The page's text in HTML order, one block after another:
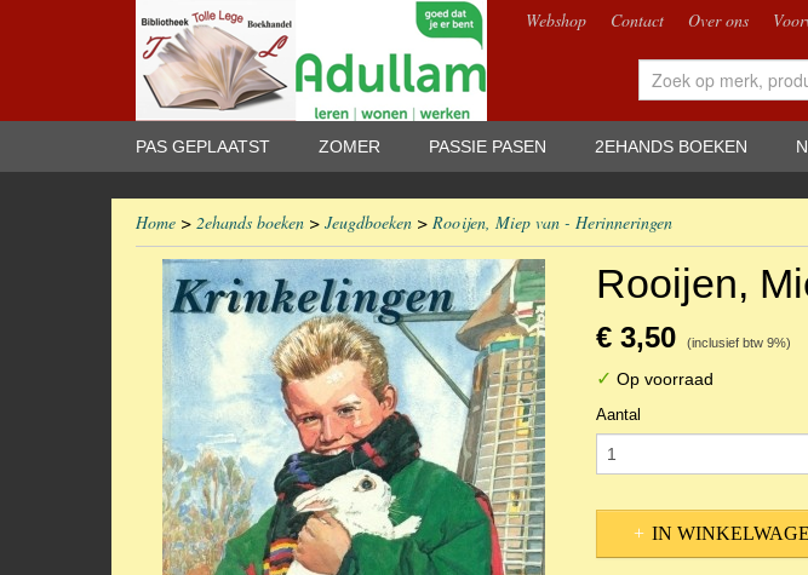
Webshop Contact Over ons
PAS GEPLAATST ZOMER PASSIE PASEN 2EHANDS BOEKEN
Home > 2ehands boeken > Jeugdboeken > Rooijen, Miep van - Herinneringen
Rooijen,
€ 3,50 (inclusief btw 9%)
✓ Op voorraad
Aantal
IN